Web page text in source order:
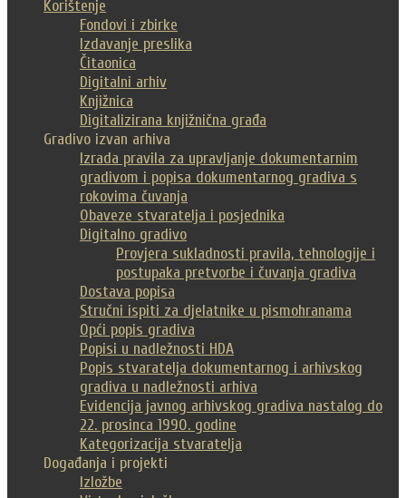
Korištenje
Fondovi i zbirke
Izdavanje preslika
Čitaonica
Digitalni arhiv
Knjižnica
Digitalizirana knjižnična građa
Gradivo izvan arhiva
Izrada pravila za upravljanje dokumentarnim
gradivom i popisa dokumentarnog gradiva s
rokovima čuvanja
Obaveze stvaratelja i posjednika
Digitalno gradivo
Provjera sukladnosti pravila, tehnologije i
postupaka pretvorbe i čuvanja gradiva
Dostava popisa
Stručni ispiti za djelatnike u pismohranama
Opći popis gradiva
Popisi u nadležnosti HDA
Popis stvaratelja dokumentarnog i arhivskog
gradiva u nadležnosti arhiva
Evidencija javnog arhivskog gradiva nastalog do
22. prosinca 1990. godine
Kategorizacija stvaratelja
Događanja i projekti
Izložbe